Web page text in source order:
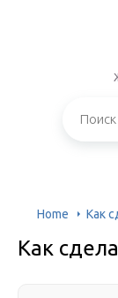
Home Как
Как